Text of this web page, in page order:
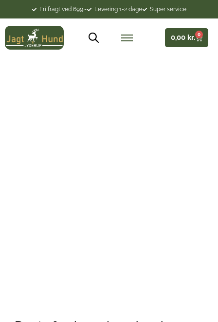
Fri fragt ved 699.- Levering 1-2 dage Super service
0,00 kr. 0